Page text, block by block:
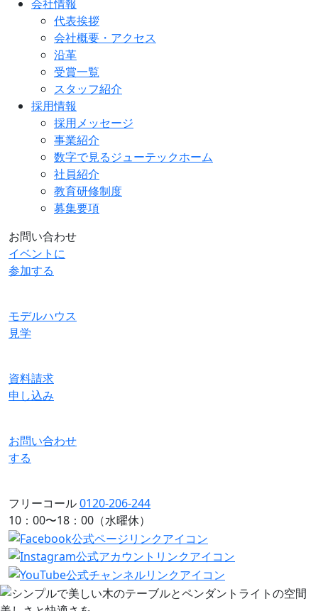
会社情報
代表挨拶
会社概要・アクセス
沿革
受賞一覧
スタッフ紹介
採用情報
採用メッセージ
事業紹介
数字で見るジューテックホーム
社員紹介
教育研修制度
募集要項
お問い合わせ
イベントに
参加する
モデルハウス
見学
資料請求
申し込み
お問い合わせ
する
フリーコール0120-206-244
10：00〜18：00（水曜休）